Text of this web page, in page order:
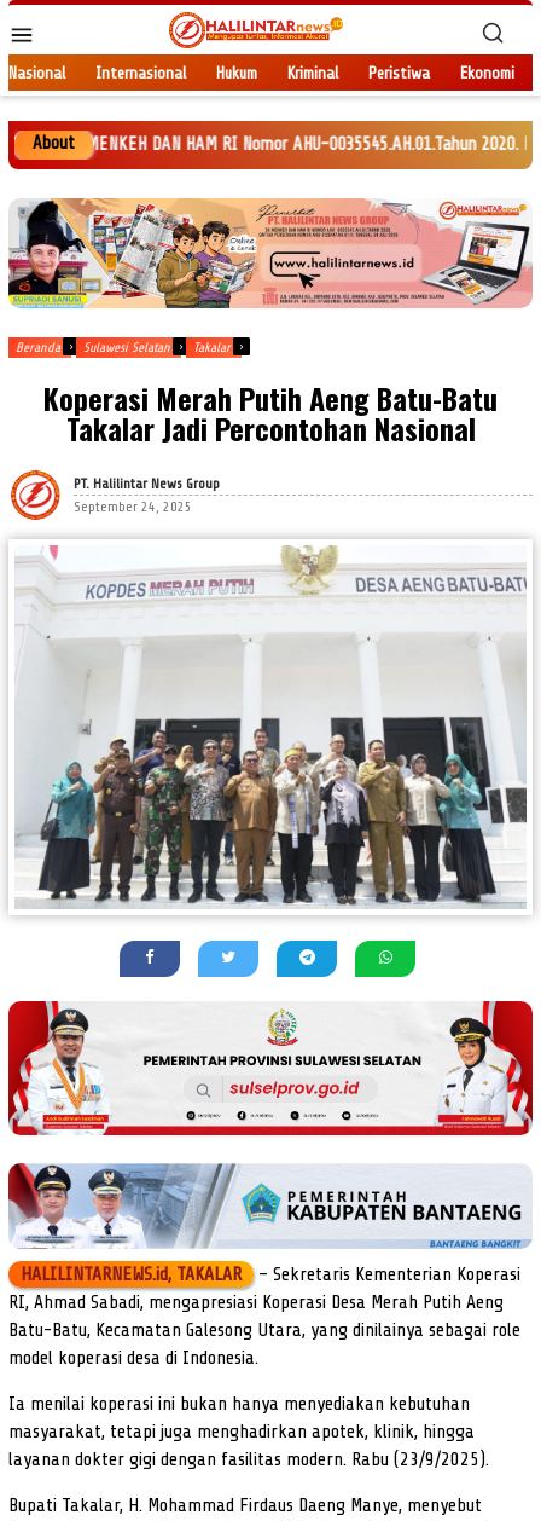
ke
kontenMobile
Nasional Internasional Hukum Kriminal Peristiwa Ekonomi
About
MENKEH DAN HAM RI Nomor AHU-0035545.AH.01.Tahun 2020. Daftar
Beranda Sulawesi Selatan Takalar
Koperasi Merah Putih Aeng Batu-Batu
Takalar Jadi Percontohan Nasional
PT. Halilintar News Group
September 24, 2025
HALILINTARNEWS.id, TAKALAR – Sekretaris Kementerian Koperasi
RI, Ahmad Sabadi, mengapresiasi Koperasi Desa Merah Putih Aeng
Batu-Batu, Kecamatan Galesong Utara, yang dinilainya sebagai role
model koperasi desa di Indonesia.
Ia menilai koperasi ini bukan hanya menyediakan kebutuhan
masyarakat, tetapi juga menghadirkan apotek, klinik, hingga
layanan dokter gigi dengan fasilitas modern. Rabu (23/9/2025).
Bupati Takalar, H. Mohammad Firdaus Daeng Manye, menyebut